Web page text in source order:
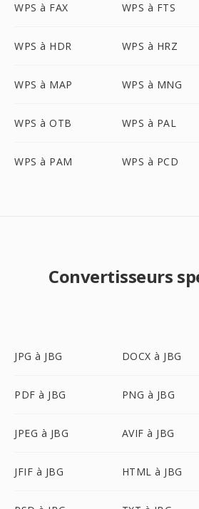
WPS à FAX WPS à FTS
WPS à HDR WPS à HRZ
WPS à MAP WPS à MNG
WPS à OTB WPS à PAL
WPS à PAM WPS à PCD
Convertisseurs
JPG à JBG DOCX à JBG
PDF à JBG PNG à JBG
JPEG à JBG AVIF à JBG
JFIF à JBG HTML à JBG